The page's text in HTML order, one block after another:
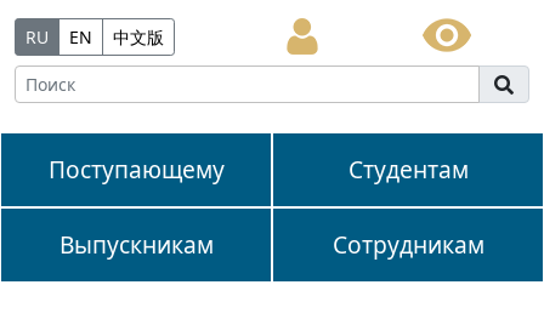
RU EN 中文版
Поступающему Студентам
Выпускникам Сотрудникам